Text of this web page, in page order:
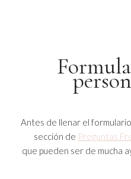
Antes de llenar el
sección de Preguntas
que pueden ser de mucha